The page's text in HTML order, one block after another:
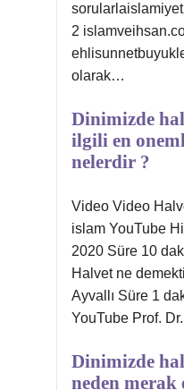
2
olarak…
Dinimizde
ilgili en
nelerdir ?
Video Video
islam YouTube
2020 Süre 10
Halvet ne
Ayvallı Süre 1
YouTube Prof. Dr.
Dinimizde
neden merak